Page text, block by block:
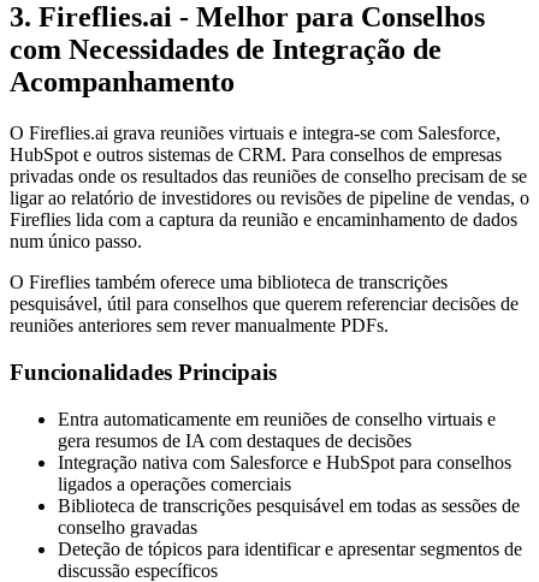
3. Fireflies.ai - Melhor para Conselhos
com Necessidades de Integração de
Acompanhamento
O Fireflies.ai grava reuniões virtuais e integra-se com Salesforce,
HubSpot e outros sistemas de CRM. Para conselhos de empresas
privadas onde os resultados das reuniões de conselho precisam de se
ligar ao relatório de investidores ou revisões de pipeline de vendas, o
Fireflies lida com a captura da reunião e encaminhamento de dados
num único passo.
O Fireflies também oferece uma biblioteca de transcrições
pesquisável, útil para conselhos que querem referenciar decisões de
reuniões anteriores sem rever manualmente PDFs.
Funcionalidades Principais
Entra automaticamente em reuniões de conselho virtuais e
gera resumos de IA com destaques de decisões
Integração nativa com Salesforce e HubSpot para conselhos
ligados a operações comerciais
Biblioteca de transcrições pesquisável em todas as sessões de
conselho gravadas
Deteção de tópicos para identificar e apresentar segmentos de
discussão específicos